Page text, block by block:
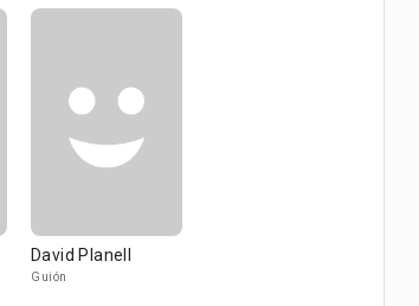
David Planell
Guión